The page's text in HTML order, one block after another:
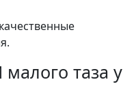
таза у